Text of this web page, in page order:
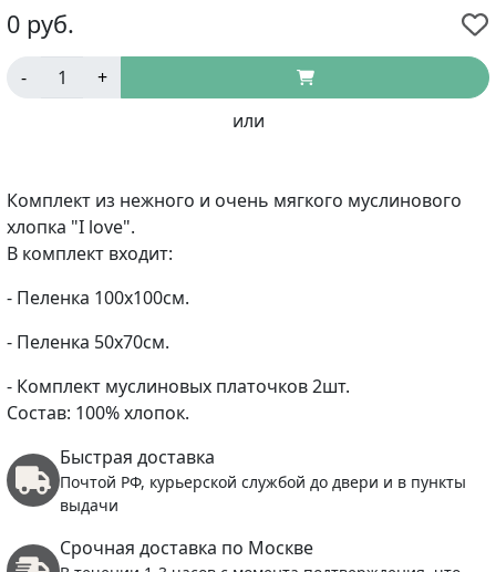
0 руб.
-
+
или
Комплект из нежного и очень мягкого муслинового
хлопка "I love".
В комплект входит:
- Пеленка 100х100см.
- Пеленка 50х70см.
- Комплект муслиновых платочков 2шт.
Состав: 100% хлопок.
Быстрая доставка
Почтой РФ, курьерской службой до двери и в пункты
выдачи
Срочная доставка по Москве